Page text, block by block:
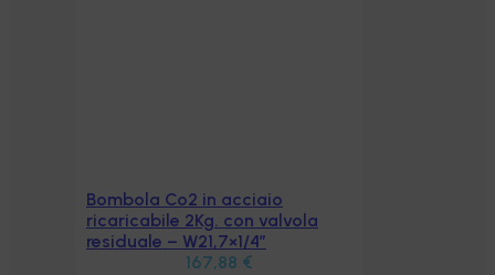
Aggiungi al carrello
Bombola Co2 in acciaio
ricaricabile 2Kg. con valvola
residuale – W21,7×1/4″
167,88 €